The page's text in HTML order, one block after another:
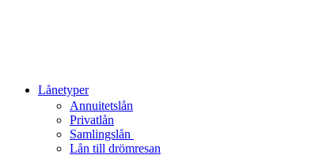
Lånetyper
Annuitetslån
Privatlån
Samlingslån
Lån till drömresan